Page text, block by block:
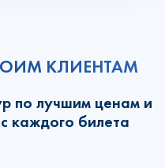
КЛИЕНТАМ
по лучшим ценам и
каждого билета